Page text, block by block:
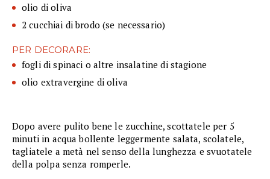
olio di oliva
2 cucchiai di brodo (se necessario)
PER DECORARE:
fogli di spinaci o altre insalatine di stagione
olio extravergine di oliva
Dopo avere pulito bene le zucchine, scottatele per 5
minuti in acqua bollente leggermente salata, scolatele,
tagliatele a metà nel senso della lunghezza e svuotatele
della polpa senza romperle.